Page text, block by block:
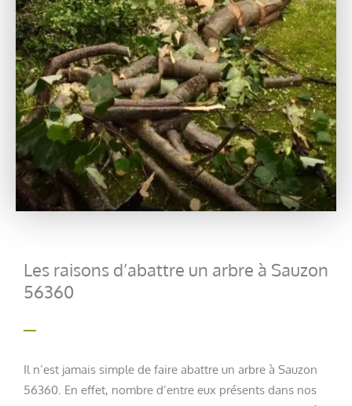
Les raisons d’abattre un arbre à Sauzon
56360
Il n’est jamais simple de faire abattre un arbre à Sauzon
56360. En effet, nombre d’entre eux présents dans nos